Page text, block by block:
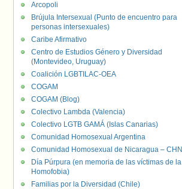
Arcopoli
Brújula Intersexual (Punto de encuentro para
personas intersexuales)
Caribe Afirmativo
Centro de Estudios Género y Diversidad
(Montevideo, Uruguay)
Coalición LGBTILAC-OEA
COGAM
COGAM (Blog)
Colectivo Lambda (Valencia)
Colectivo LGTB GAMÁ (Islas Canarias)
Comunidad Homosexual Argentina
Comunidad Homosexual de Nicaragua – CHN
Día Púrpura (en memoria de las víctimas de la
Homofobia)
Familias por la Diversidad (Chile)